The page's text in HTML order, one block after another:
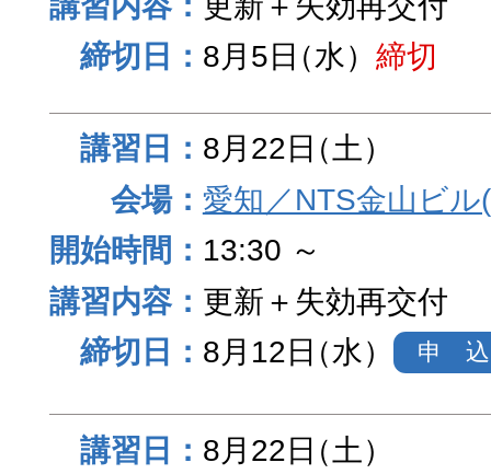
8月5日（水） 締切
8月22日（土）
愛知／NTS金山ビ
13:30 ～
更新＋失効再交付
8月12日（水） 申 込
8月22日（土）